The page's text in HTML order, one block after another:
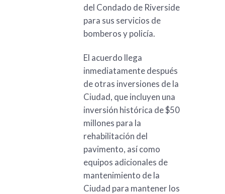
del Condado de Riverside
para sus servicios de
bomberos y policía.
El acuerdo llega
inmediatamente después
de otras inversiones de la
Ciudad, que incluyen una
inversión histórica de $50
millones para la
rehabilitación del
pavimento, así como
equipos adicionales de
mantenimiento de la
Ciudad para mantener los